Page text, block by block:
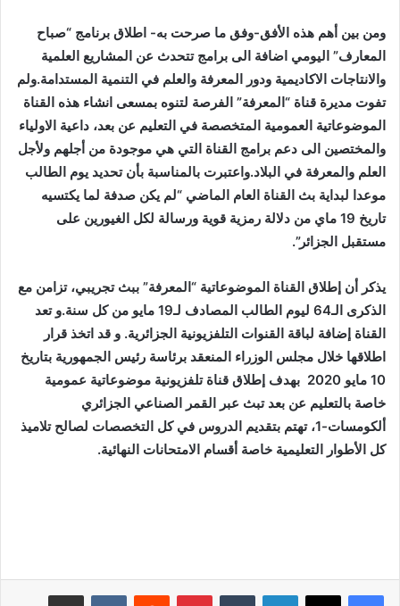
ومن بين أهم هذه الأفق-وفق ما صرحت به- اطلاق برنامج “صباح
المعارف” اليومي اضافة الى برامج تتحدث عن المشاريع العلمية
والانتاجات الاكاديمية ودور المعرفة والعلم في التنمية المستدامة.ولم
تفوت مديرة قناة “المعرفة” الفرصة لتنوه بمسعى انشاء هذه القناة
الموضوعاتية العمومية المتخصصة في التعليم عن بعد، داعية الاولياء
والمختصين الى دعم برامج القناة التي هي موجودة من أجلهم ولأجل
العلم والمعرفة في البلاد.واعتبرت بالمناسبة بأن تحديد يوم الطالب
موعدا لبداية بث القناة العام الماضي “لم يكن صدفة لما يكتسيه
تاريخ 19 ماي من دلالة رمزية قوية ورسالة لكل الغيورين على
مستقبل الجزائر”.
يذكر أن إطلاق القناة الموضوعاتية “المعرفة” ببث تجريبي، تزامن مع
الذكرى الـ64 ليوم الطالب المصادف لـ19 مايو من كل سنة.و تعد
القناة إضافة لباقة القنوات التلفزيونية الجزائرية. و قد اتخذ قرار
اطلاقها خلال مجلس الوزراء المنعقد برئاسة رئيس الجمهورية بتاريخ
10 مايو 2020 بهدف إطلاق قناة تلفزيونية موضوعاتية عمومية
خاصة بالتعليم عن بعد تبث عبر القمر الصناعي الجزائري
ألكومسات-1، تهتم بتقديم الدروس في كل التخصصات لصالح تلاميذ
كل الأطوار التعليمية خاصة أقسام الامتحانات النهائية.
لينكدإن بينتيريست